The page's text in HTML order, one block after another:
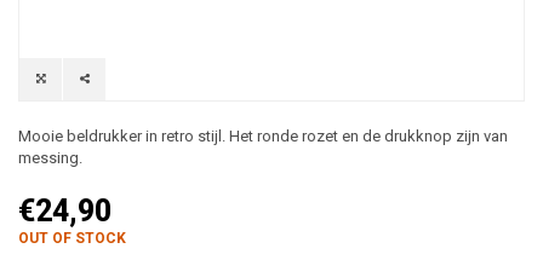
Mooie beldrukker in retro stijl. Het ronde rozet en de drukknop zijn van
messing.
€24,90
OUT OF STOCK